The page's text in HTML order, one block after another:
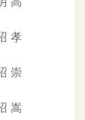
孝
崇
嵩